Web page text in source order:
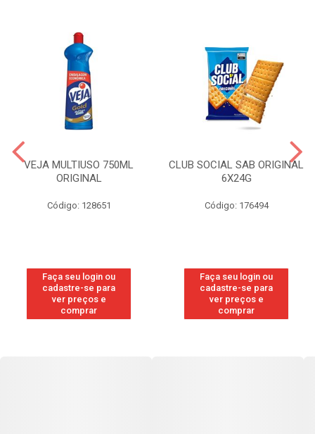
VEJA MULTIUSO 750ML
ORIGINAL
Código: 128651
Faça seu login ou
cadastre-se para
ver preços e
comprar
CLUB SOCIAL SAB ORIGINAL
6X24G
Código: 176494
Faça seu login ou
cadastre-se para
ver preços e
comprar